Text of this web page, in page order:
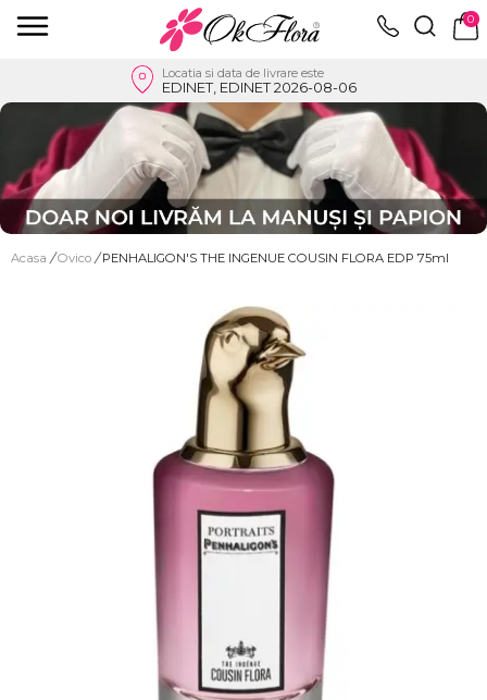
0
Locatia si data de livrare este
EDINET, EDINET 2026-08-06
Acasa / Ovico / PENHALIGON'S THE INGENUE COUSIN FLORA EDP 75ml